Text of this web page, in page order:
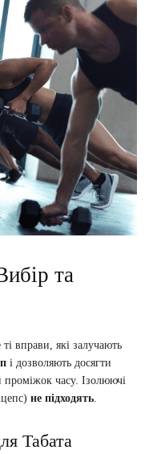
та
вправи, які залучають
і дозволяють досягти
проміжок часу. Ізолюючі
не підходять
Табата